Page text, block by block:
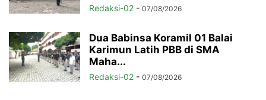
Redaksi-02 - 07/08/2026
Dua Babinsa Koramil 01 Balai
Karimun Latih PBB di SMA
Maha...
Redaksi-02 - 07/08/2026